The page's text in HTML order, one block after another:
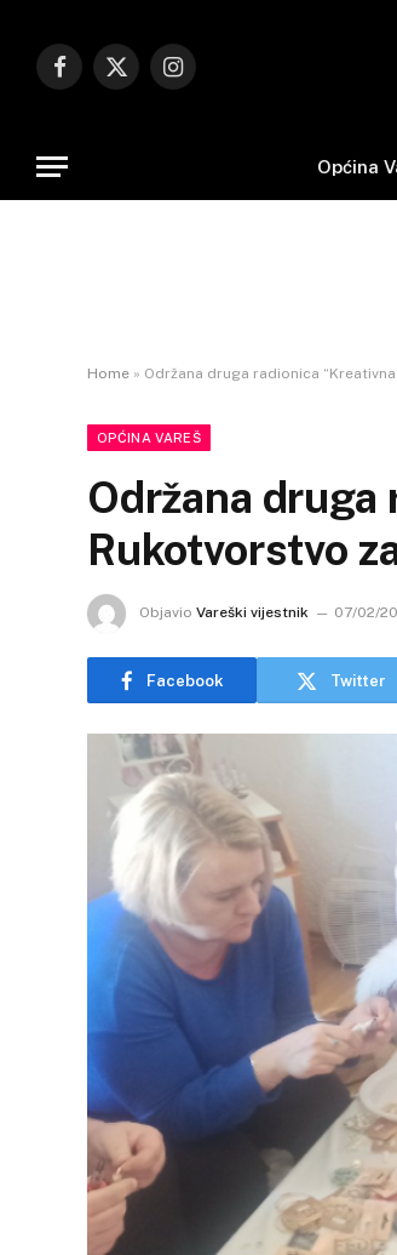
Facebook
X
Instagram
Općina
Home » Održana druga radionica
OPĆINA VAREŠ
Održana druga
Rukotvorstvo
Objavio Vareški vijestnik 07/02/
Facebook Twitter